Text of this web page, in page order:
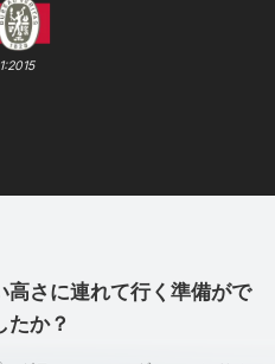
高さに連れて行く準備がで
たか？